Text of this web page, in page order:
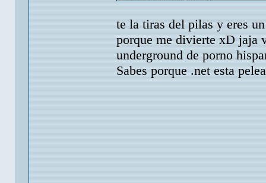
te la tiras del pilas y eres
porque me divierte xD jaja
underground de porno
Sabes porque .net esta